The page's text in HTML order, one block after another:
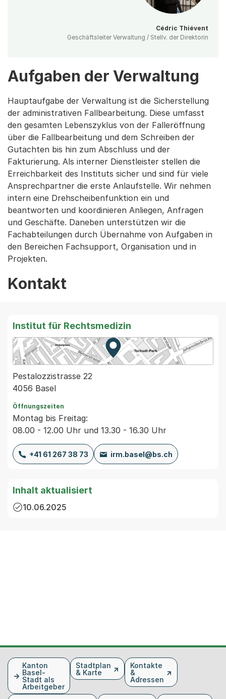
Cédric Thiévent
Geschäftsleiter Verwaltung / Stellv. der Direktorin
Aufgaben der Verwaltung
Hauptaufgabe der Verwaltung ist die Sicherstellung
der administrativen Fallbearbeitung. Diese umfasst
den gesamten Lebenszyklus von der Falleröffnung
über die Fallbearbeitung und dem Schreiben der
Gutachten bis hin zum Abschluss und der
Fakturierung. Als interner Dienstleister stellen die
Erreichbarkeit des Instituts sicher und sind für viele
Ansprechpartner die erste Anlaufstelle. Wir nehmen
intern eine Drehscheibenfunktion ein und
beantworten und koordinieren Anliegen, Anfragen
und Geschäfte. Daneben unterstützen wir die
Fachabteilungen durch Übernahme von Aufgaben in
den Bereichen Fachsupport, Organisation und in
Projekten.
Kontakt
Institut für Rechtsmedizin
Zur Karte von MapBS.
Externer Link, wird in einem
Pestalozzistrasse 22
4056 Basel
Öffnungszeiten
Montag bis Freitag:
08.00 - 12.00 Uhr und 13.30 - 16.30 Uhr
+41 61 267 38 73 irm.basel@bs.ch
Inhalt aktualisiert
10.06.2025
FusszeileKanton
Basel-
Stadt als
Arbeitgeber
Stadtplan
& Karte
Kontakte
&
Adressen